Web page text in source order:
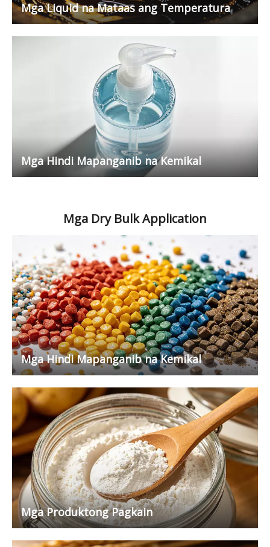
Mga Liquid na Mataas ang Temperatura
Mga Hindi Mapanganib na Kemikal
Mga Dry Bulk Application
Mga Hindi Mapanganib na Kemikal
Mga Produktong Pagkain